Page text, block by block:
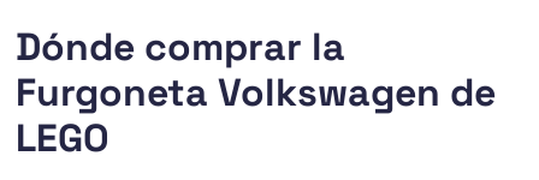
Dónde comprar la
Furgoneta Volkswagen de
LEGO